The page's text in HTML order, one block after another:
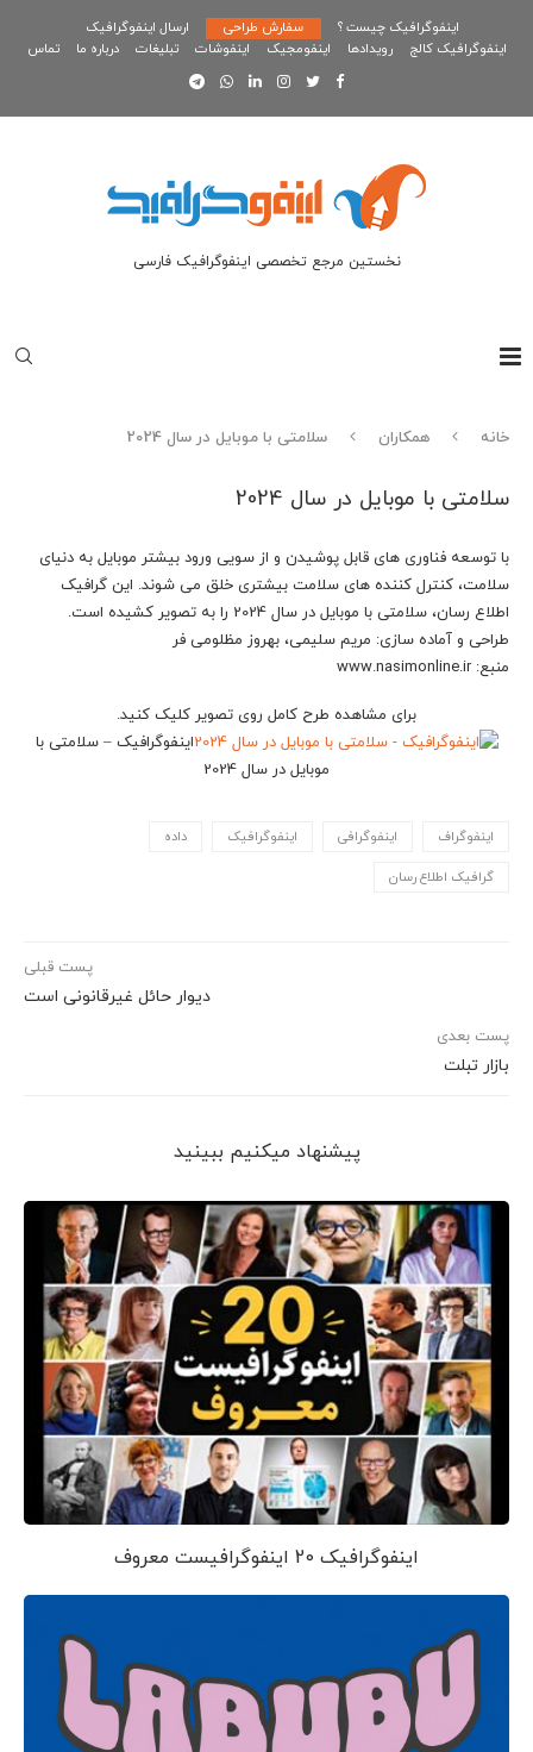
اینفوگرافیک چیست ؟ سفارش طراحی
ارسال اینفوگرافیک
اینفوگرافیک کالج
رویدادها اینفومجیک اینفوشات تبلیغات درباره ما تماس
نخستین مرجع تخصصی اینفوگرافیک فارسی
خانه همکاران سلامتی با موبایل در سال 2024
سلامتی با موبایل در سال 2024
با توسعه فناوری های قابل پوشیدن و از سویی ورود بیشتر موبایل به دنیای
سلامت، کنترل کننده های سلامت بیشتری خلق می شوند. این گرافیک
اطلاع رسان، سلامتی با موبایل در سال 2024 را به تصویر کشیده است.
طراحی و آماده سازی: مریم سلیمی، بهروز مظلومی فر
منبع: www.nasimonline.ir
برای مشاهده طرح کامل روی تصویر کلیک کنید.
اینفوگرافیک – سلامتی با
موبایل در سال 2024
اینفوگراف اینفوگرافی اینفوگرافیک داده
گرافیک اطلاع رسان
پست قبلی
دیوار حائل غیرقانونی است
پست بعدی
بازار تبلت
پیشنهاد می‎کنیم ببینید
اینفوگرافیک 20 اینفوگرافیست معروف